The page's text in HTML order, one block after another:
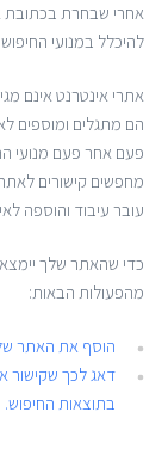
אחרי שבחרת בכתובת
להיכלל במנועי
אתרי אינטרנט אינם
הם מתגלים ומוספים
פעם אחר פעם מנועי
מחפשים קישורים
עובר עיבוד והוספה
כדי שהאתר שלך יימצא
מהפעולות הבאות:
הוסף את האתר
דאג לכך שקישור
בתוצאות החיפוש.